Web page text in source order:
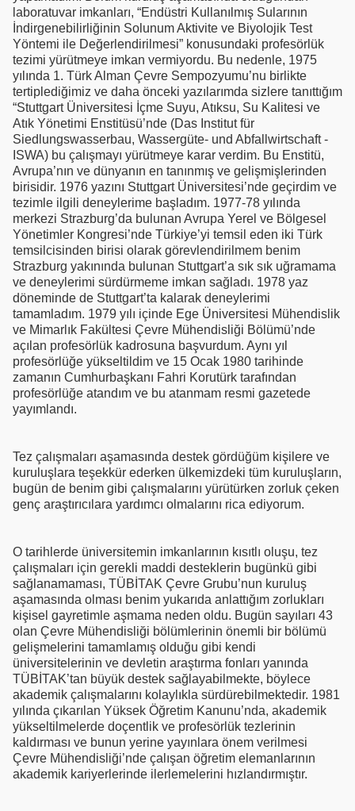
laboratuvar imkanları, “Endüstri Kullanılmış Sularının
İndirgenebilirliğinin Solunum Aktivite ve Biyolojik Test
Yöntemi ile Değerlendirilmesi” konusundaki profesörlük
tezimi yürütmeye imkan vermiyordu. Bu nedenle, 1975
yılında 1. Türk Alman Çevre Sempozyumu’nu birlikte
tertiplediğimiz ve daha önceki yazılarımda sizlere tanıttığım
“Stuttgart Üniversitesi İçme Suyu, Atıksu, Su Kalitesi ve
Atık Yönetimi Enstitüsü’nde (Das Institut für
Siedlungswasserbau, Wassergüte- und Abfallwirtschaft -
ISWA) bu çalışmayı yürütmeye karar verdim. Bu Enstitü,
Avrupa’nın ve dünyanın en tanınmış ve gelişmişlerinden
birisidir. 1976 yazını Stuttgart Üniversitesi’nde geçirdim ve
tezimle ilgili deneylerime başladım. 1977-78 yılında
merkezi Strazburg’da bulunan Avrupa Yerel ve Bölgesel
Yönetimler Kongresi’nde Türkiye’yi temsil eden iki Türk
temsilcisinden birisi olarak görevlendirilmem benim
Strazburg yakınında bulunan Stuttgart’a sık sık uğramama
ve deneylerimi sürdürmeme imkan sağladı. 1978 yaz
döneminde de Stuttgart’ta kalarak deneylerimi
tamamladım. 1979 yılı içinde Ege Üniversitesi Mühendislik
ve Mimarlık Fakültesi Çevre Mühendisliği Bölümü’nde
açılan profesörlük kadrosuna başvurdum. Aynı yıl
profesörlüğe yükseltildim ve 15 Ocak 1980 tarihinde
zamanın Cumhurbaşkanı Fahri Korutürk tarafından
profesörlüğe atandım ve bu atanmam resmi gazetede
yayımlandı.
Tez çalışmaları aşamasında destek gördüğüm kişilere ve
kuruluşlara teşekkür ederken ülkemizdeki tüm kuruluşların,
bugün de benim gibi çalışmalarını yürütürken zorluk çeken
genç araştırıcılara yardımcı olmalarını rica ediyorum.
O tarihlerde üniversitemin imkanlarının kısıtlı oluşu, tez
çalışmaları için gerekli maddi desteklerin bugünkü gibi
sağlanamaması, TÜBİTAK Çevre Grubu’nun kuruluş
aşamasında olması benim yukarıda anlattığım zorlukları
kişisel gayretimle aşmama neden oldu. Bugün sayıları 43
olan Çevre Mühendisliği bölümlerinin önemli bir bölümü
gelişmelerini tamamlamış olduğu gibi kendi
üniversitelerinin ve devletin araştırma fonları yanında
TÜBİTAK’tan büyük destek sağlayabilmekte, böylece
akademik çalışmalarını kolaylıkla sürdürebilmektedir. 1981
yılında çıkarılan Yüksek Öğretim Kanunu’nda, akademik
yükseltilmelerde doçentlik ve profesörlük tezlerinin
kaldırması ve bunun yerine yayınlara önem verilmesi
Çevre Mühendisliği’nde çalışan öğretim elemanlarının
akademik kariyerlerinde ilerlemelerini hızlandırmıştır.